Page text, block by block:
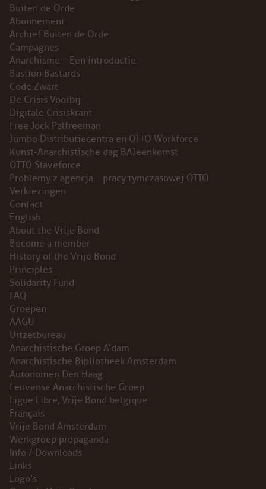
Buiten de Orde
Abonnement
Archief Buiten de Orde
Campagnes
Anarchisme – Een introductie
Bastion Bastards
Code Zwart
De Crisis Voorbij
Digitale Crisiskrant
Free Jock Palfreeman
Jumbo Distributiecentra en OTTO Workforce
Kunst-Anarchistische dag BAJeenkomst
OTTO Slaveforce
Problemy z agencja… pracy tymczasowej OTTO
Verkiezingen
Contact
English
About the Vrije Bond
Become a member
History of the Vrije Bond
Principles
Solidarity Fund
FAQ
Groepen
AAGU
Uitzetbureau
Anarchistische Groep A’dam
Anarchistische Bibliotheek Amsterdam
Autonomen Den Haag
Leuvense Anarchistische Groep
Ligue Libre, Vrije Bond belgique
Français
Vrije Bond Amsterdam
Werkgroep propaganda
Info / Downloads
Links
Logo’s